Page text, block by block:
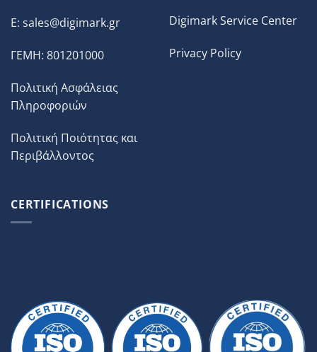
E: sales@digimark.gr
ΓΕΜΗ: 801201000
Πολιτική Ασφάλειας
Πληροφοριών
Πολιτική Ποιότητας και
Περιβάλλοντος
Digimark Service Center
Privacy Policy
CERTIFICATIONS